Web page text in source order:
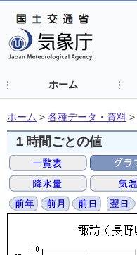
ホーム
ホーム > 各種データ・資料 >
１時間ごとの値